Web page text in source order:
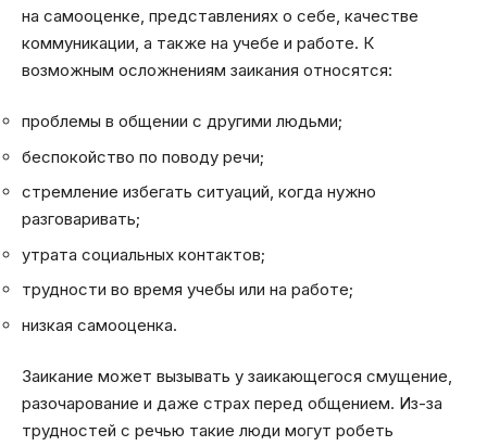
на самооценке, представлениях о себе, качестве
коммуникации, а также на учебе и работе. К
возможным осложнениям заикания относятся:
проблемы в общении с другими людьми;
беспокойство по поводу речи;
стремление избегать ситуаций, когда нужно
разговаривать;
утрата социальных контактов;
трудности во время учебы или на работе;
низкая самооценка.
Заикание может вызывать у заикающегося смущение,
разочарование и даже страх перед общением. Из-за
трудностей с речью такие люди могут робеть